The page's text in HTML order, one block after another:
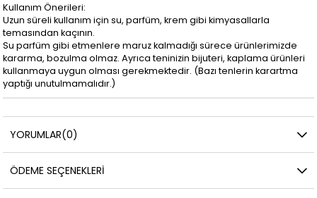
Kullanım Önerileri:
Uzun süreli kullanım için su, parfüm, krem gibi kimyasallarla
temasından kaçının.
Su parfüm gibi etmenlere maruz kalmadığı sürece ürünlerimizde
kararma, bozulma olmaz. Ayrıca teninizin bijuteri, kaplama ürünleri
kullanmaya uygun olması gerekmektedir. (Bazı tenlerin karartma
yaptığı unutulmamalıdır.)
YORUMLAR(0)
ÖDEME SEÇENEKLERI